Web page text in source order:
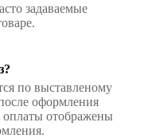
задаваемые
по выставленому
оформления
оплаты отображены